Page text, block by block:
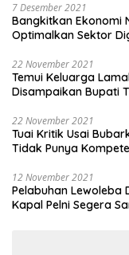
7 Desember 2021
Bangkitkan Ekonomi
Optimalkan Sektor
22 November 2021
Temui Keluarga
Disampaikan Bupati
22 November 2021
Tuai Kritik Usai
Tidak Punya
12 November 2021
Pelabuhan Lewoleba
Kapal Pelni Segera